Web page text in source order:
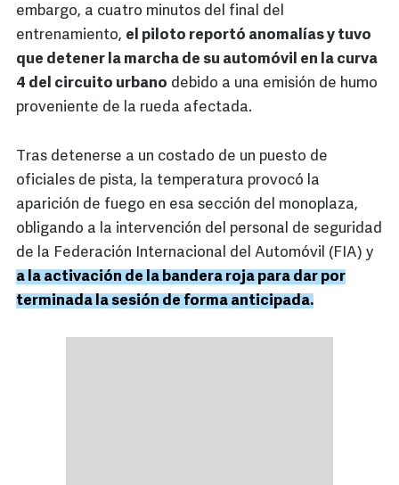
embargo, a cuatro minutos del final del
entrenamiento, el piloto reportó anomalías y tuvo
que detener la marcha de su automóvil en la curva
4 del circuito urbano debido a una emisión de humo
proveniente de la rueda afectada.
Tras detenerse a un costado de un puesto de
oficiales de pista, la temperatura provocó la
aparición de fuego en esa sección del monoplaza,
obligando a la intervención del personal de seguridad
de la Federación Internacional del Automóvil (FIA) y
a la activación de la bandera roja para dar por
terminada la sesión de forma anticipada.